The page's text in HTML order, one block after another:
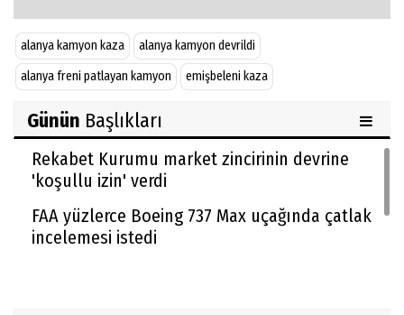
alanya kamyon kaza
alanya kamyon devrildi
alanya freni patlayan kamyon
emişbeleni kaza
Günün Başlıkları
Rekabet Kurumu market zincirinin devrine
'koşullu izin' verdi
FAA yüzlerce Boeing 737 Max uçağında çatlak
incelemesi istedi